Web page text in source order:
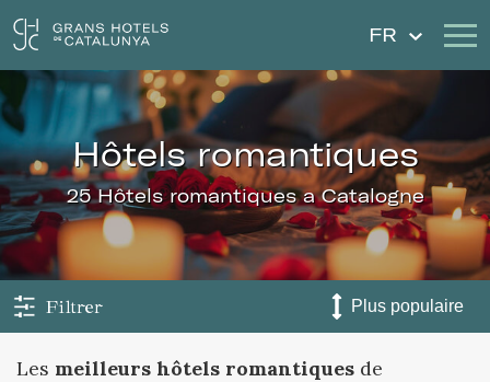
FR
Nos Hôtels Escapades
Mariages Chèques Cadeau
Découvrez Catalogne Contact
Hôtels romantiques
25 Hôtels romantiques a Catalogne
Filtrer
Les meilleurs hôtels romantiques de